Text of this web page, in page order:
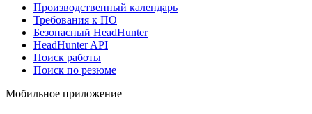
Производственный календарь
Требования к ПО
Безопасный HeadHunter
HeadHunter API
Поиск работы
Поиск по резюме
Мобильное приложение